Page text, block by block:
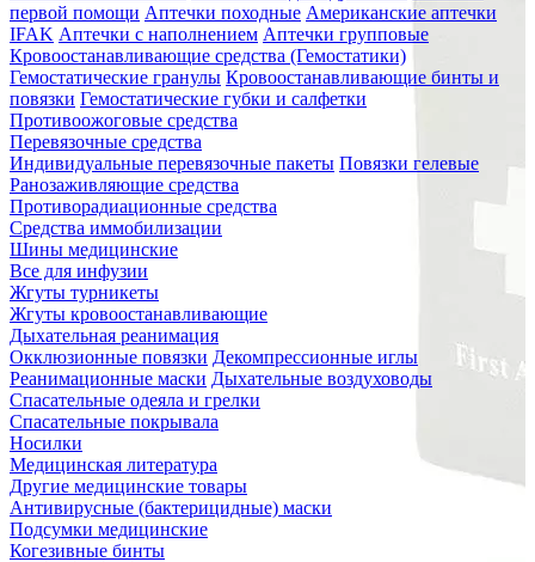
первой помощи Аптечки походные Американские аптечки
IFAK Аптечки с наполнением Аптечки групповые
Кровоостанавливающие средства (Гемостатики)
Гемостатические гранулы Кровоостанавливающие бинты и
повязки Гемостатические губки и салфетки
Противоожоговые средства
Перевязочные средства
Индивидуальные перевязочные пакеты Повязки гелевые
Ранозаживляющие средства
Противорадиационные средства
Средства иммобилизации
Шины медицинские
Все для инфузии
Жгуты турникеты
Жгуты кровоостанавливающие
Дыхательная реанимация
Окклюзионные повязки Декомпрессионные иглы
Реанимационные маски Дыхательные воздуховоды
Спасательные одеяла и грелки
Спасательные покрывала
Носилки
Медицинская литература
Другие медицинские товары
Антивирусные (бактерицидные) маски
Подсумки медицинские
Когезивные бинты